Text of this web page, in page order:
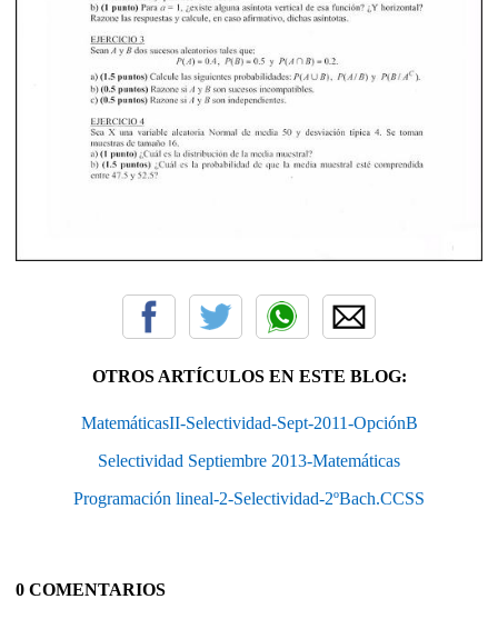
OTROS ARTÍCULOS EN ESTE BLOG:
MatemáticasII-Selectividad-Sept-2011-OpciónB
Selectividad Septiembre 2013-Matemáticas
Programación lineal-2-Selectividad-2ºBach.CCSS
0 COMENTARIOS